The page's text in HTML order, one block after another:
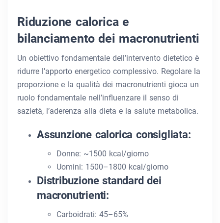
Riduzione calorica e
bilanciamento dei macronutrienti
Un obiettivo fondamentale dell’intervento dietetico è
ridurre l’apporto energetico complessivo. Regolare la
proporzione e la qualità dei macronutrienti gioca un
ruolo fondamentale nell’influenzare il senso di
sazietà, l’aderenza alla dieta e la salute metabolica.
Assunzione calorica consigliata:
Donne: ~1500 kcal/giorno
Uomini: 1500–1800 kcal/giorno
Distribuzione standard dei
macronutrienti:
Carboidrati: 45–65%